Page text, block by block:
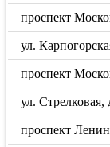
проспект
ул.
проспект
ул. Стрелковая,
проспект